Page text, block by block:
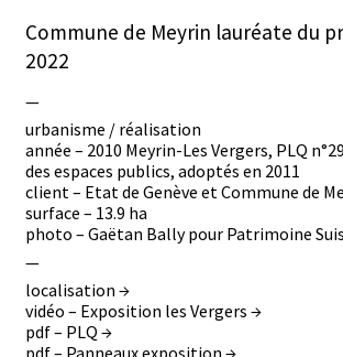
Commune de Meyrin lauréate du
2022
—
urbanisme / réalisation
année – 2010 Meyrin-Les Vergers, PLQ
des espaces publics, adoptés en 2011
client – Etat de Genève et Commune de
surface – 13.9 ha
photo – Gaëtan Bally pour Patrimoine
—
localisation →
vidéo – Exposition les Vergers →
pdf – PLQ →
pdf – Panneaux exposition →